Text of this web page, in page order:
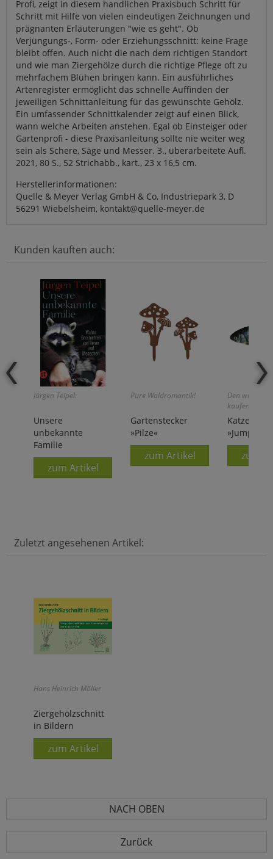
Profi, zeigt in diesem handlichen Praxisbuch Schritt für
Schritt mit Hilfe von vielen eindeutigen Zeichnungen und
prägnanten Erläuterungen "wie es geht". Ob
Verjüngungs-, Form- oder Erziehungsschnitt: keine Frage
bleibt offen. Auch nicht die nach dem richtigen Standort
und wie man Ziergehölze durch die richtige Pflege oft zu
mehrfachem Blühen bringen kann. Ein ausführliches
Artenregister ermöglicht das schnelle Auffinden der
jeweiligen Schnittanleitung für das gewünschte Gehölz.
Ein umfassender Schnittkalender zeigt auf einen Blick,
wann welche Arbeiten anstehen. Egal ob Einsteiger oder
Gartenprofi - diese Praxisanleitung sollte nie weiter weg
sein als Schere, Säge und Messer. 3., überarbeitete Aufl.
2021, 80 S., 52 Strichabb., kart., 23 x 16,5 cm.
Herstellerinformationen:
Quelle & Meyer Verlag GmbH & Co, Industriepark 3, D
56291 Wiebelsheim, kontakt@quelle-meyer.de
Kunden kauften auch:
Jürgen Teipel:
Unsere
unbekannte
Familie
zum Artikel
Pure Waldromantik!
Gartenstecker
»Pilze«
zum Artikel
Den würden
kaufen!
»Jumping
zum
Zuletzt angesehenen Artikel:
Hans Heinrich Möller
Ziergehölzschnitt
in Bildern
zum Artikel
NACH OBEN
Zurück